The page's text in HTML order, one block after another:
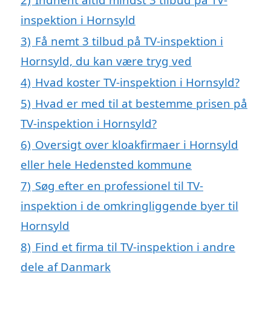
inspektion i Hornsyld
3) Få nemt 3 tilbud på TV-inspektion i
Hornsyld, du kan være tryg ved
4) Hvad koster TV-inspektion i Hornsyld?
5) Hvad er med til at bestemme prisen på
TV-inspektion i Hornsyld?
6) Oversigt over kloakfirmaer i Hornsyld
eller hele Hedensted kommune
7) Søg efter en professionel til TV-
inspektion i de omkringliggende byer til
Hornsyld
8) Find et firma til TV-inspektion i andre
dele af Danmark